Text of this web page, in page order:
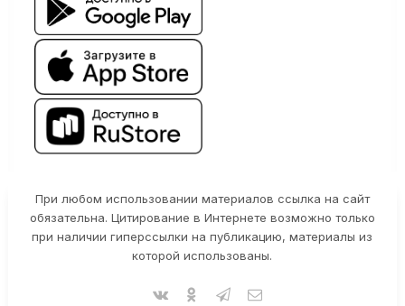
При любом использовании материалов ссылка на сайт
обязательна. Цитирование в Интернете возможно только
при наличии гиперссылки на публикацию, материалы из
которой использованы.